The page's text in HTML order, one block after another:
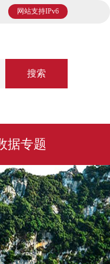
网站支持IPv6
搜索
据专题